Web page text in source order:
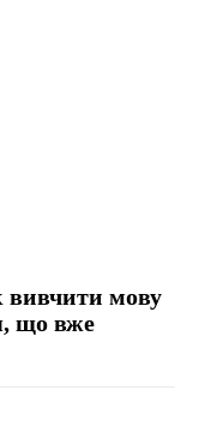
вивчити мову
що вже